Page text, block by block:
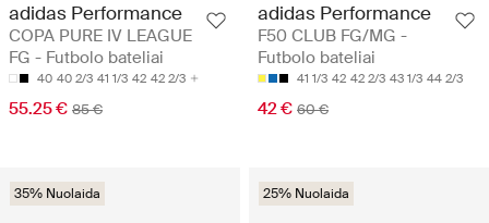
adidas Performance
COPA PURE IV LEAGUE
FG - Futbolo bateliai
40 40 2/3 41 1/3 42 42 2/3
55.25 € 85 €
adidas Performance
F50 CLUB FG/MG -
Futbolo bateliai
41 1/3 42 42 2/3 43 1/3 44 2/3
42 € 60 €
35% Nuolaida 25% Nuolaida